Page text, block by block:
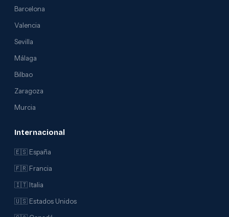
Barcelona
Valencia
Sevilla
Málaga
Bilbao
Zaragoza
Murcia
Internacional
🇪🇸 España
🇫🇷 Francia
🇮🇹 Italia
🇺🇸 Estados Unidos